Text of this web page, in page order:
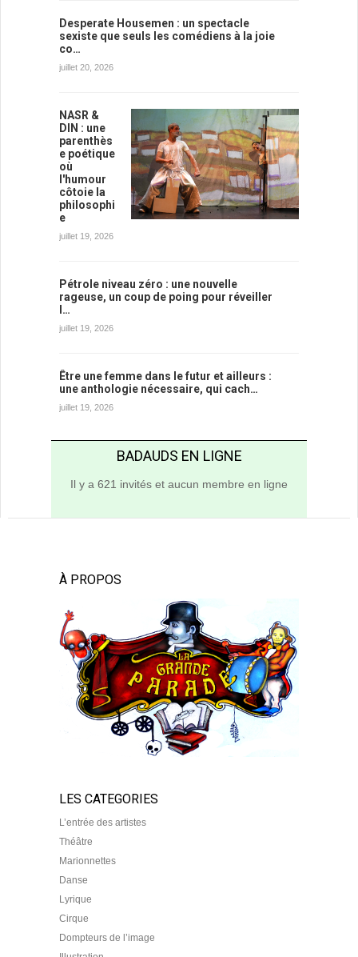
Desperate Housemen : un spectacle
sexiste que seuls les comédiens à la joie
co…
juillet 20, 2026
NASR &
DIN : une
parenthès
e poétique
où
l'humour
côtoie la
philosophi
e
juillet 19, 2026
Pétrole niveau zéro : une nouvelle
rageuse, un coup de poing pour réveiller
l…
juillet 19, 2026
Être une femme dans le futur et ailleurs :
une anthologie nécessaire, qui cach…
juillet 19, 2026
BADAUDS EN LIGNE
Il y a 621 invités et aucun membre en ligne
À PROPOS
LES CATEGORIES
L’entrée des artistes
Théâtre
Marionnettes
Danse
Lyrique
Cirque
Dompteurs de l’image